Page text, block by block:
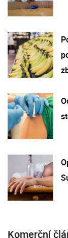
Komerční